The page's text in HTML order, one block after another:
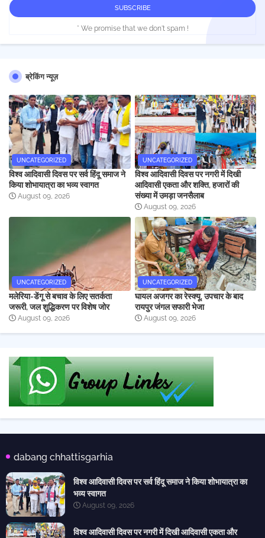
* We promise that we don't spam !
ब्रेकिंग न्यूज़
UNCATEGORIZED
विश्व आदिवासी दिवस पर सर्व हिंदू समाज ने
किया शोभायात्रा का भव्य स्वागत
August 09, 2026
UNCATEGORIZED
विश्व आदिवासी दिवस पर नगरी में दिखी
आदिवासी एकता और शक्ति, हजारों की
संख्या में उमड़ा जनसैलाब
August 09, 2026
UNCATEGORIZED
मलेरिया-डेंगू से बचाव के लिए सतर्कता
जरूरी, जल शुद्धिकरण पर विशेष जोर
August 09, 2026
UNCATEGORIZED
घायल अजगर का रेस्क्यू, उपचार के बाद
रायपुर जंगल सफारी भेजा
August 09, 2026
dabang chhattisgarhia
विश्व आदिवासी दिवस पर सर्व हिंदू समाज ने किया शोभायात्रा का
भव्य स्वागत
August 09, 2026
विश्व आदिवासी दिवस पर नगरी में दिखी आदिवासी एकता और